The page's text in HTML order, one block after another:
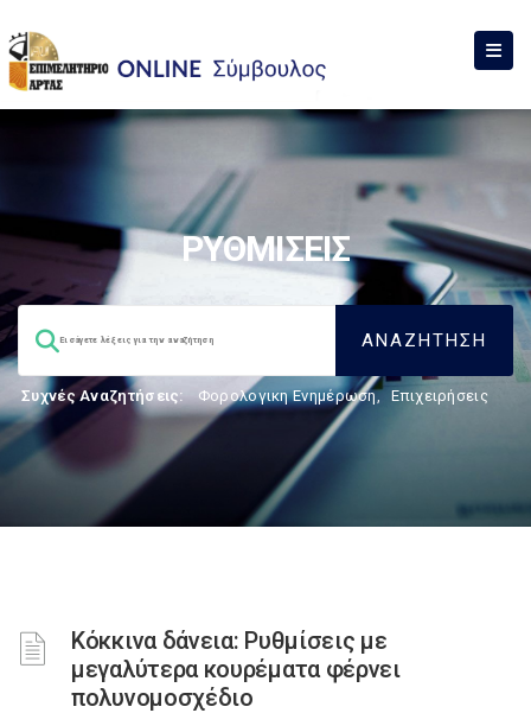
ΡΥΘΜΙΣΕΙΣ
Συχνές Αναζητήσεις: Φορολογικη Ενημέρωση, Επιχειρήσεις
Κόκκινα δάνεια: Ρυθμίσεις με
μεγαλύτερα κουρέματα φέρνει
πολυνομοσχέδιο